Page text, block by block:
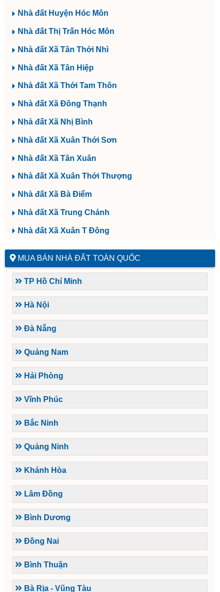
Nhà đất Huyện Hóc Môn
Nhà đất Thị Trấn Hóc Môn
Nhà đất Xã Tân Thới Nhì
Nhà đất Xã Tân Hiệp
Nhà đất Xã Thới Tam Thôn
Nhà đất Xã Đông Thạnh
Nhà đất Xã Nhị Bình
Nhà đất Xã Xuân Thới Sơn
Nhà đất Xã Tân Xuân
Nhà đất Xã Xuân Thới Thượng
Nhà đất Xã Bà Điểm
Nhà đất Xã Trung Chánh
Nhà đất Xã Xuân T Đông
MUA BÁN NHÀ ĐẤT TOÀN QUỐC
TP Hồ Chí Minh
Hà Nội
Đà Nẵng
Quảng Nam
Hải Phòng
Vĩnh Phúc
Bắc Ninh
Quảng Ninh
Khánh Hòa
Lâm Đồng
Bình Dương
Đồng Nai
Bình Thuận
Bà Rịa - Vũng Tàu